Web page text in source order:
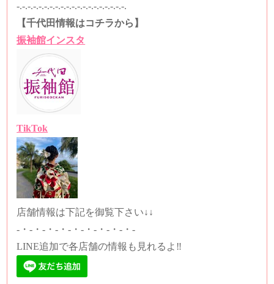
-.-.-.-.-.-.-.-.-.-.-.-.-.-.-.-.-.-.-.-.
【千代田情報はコチラから】
振袖館インスタ
TikTok
店舗情報は下記を御覧下さい↓↓
-・-・-・-・-・-・-・-・-・-
LINE追加で各店舗の情報も見れるよ‼️